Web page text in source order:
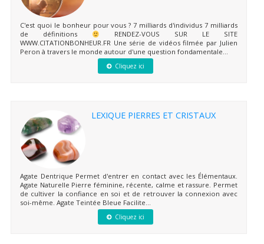
C'est quoi le bonheur pour vous ? 7 milliards d'individus 7 milliards
de définitions
RENDEZ-VOUS SUR LE SITE
WWW.CITATIONBONHEUR.FR Une série de vidéos filmée par Julien
Peron à travers le monde autour d'une question fondamentale...
Cliquez ici
LEXIQUE PIERRES ET CRISTAUX
Agate Dentrique Permet d'entrer en contact avec les Élémentaux.
Agate Naturelle Pierre féminine, récente, calme et rassure. Permet
de cultiver la confiance en soi et de retrouver la connexion avec
soi-même. Agate Teintée Bleue Facilite...
Cliquez ici